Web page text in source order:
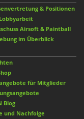
& Positionen
Airsoft & Paintball
im Überblick
für Mitglieder
Blog
und Nachfolge